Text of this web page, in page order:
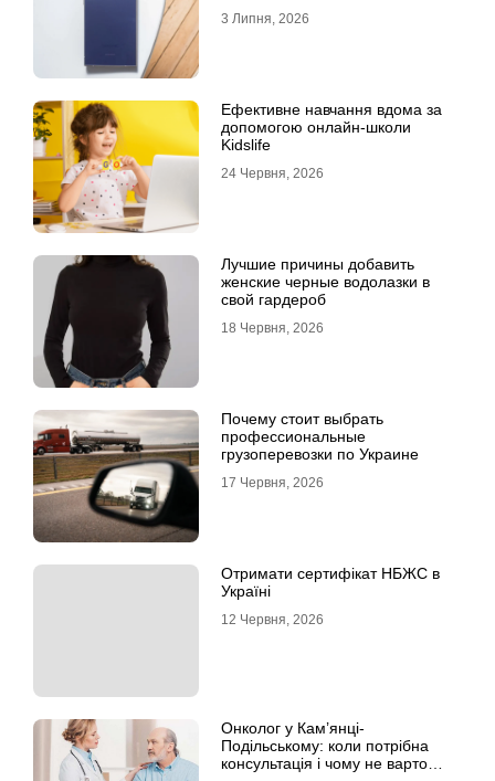
3 Липня, 2026
Ефективне навчання вдома за
допомогою онлайн-школи
Kidslife
24 Червня, 2026
Лучшие причины добавить
женские черные водолазки в
свой гардероб
18 Червня, 2026
Почему стоит выбрать
профессиональные
грузоперевозки по Украине
17 Червня, 2026
Отримати сертифікат НБЖС в
Україні
12 Червня, 2026
Онколог у Кам’янці-
Подільському: коли потрібна
консультація і чому не варто